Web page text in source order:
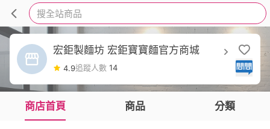
搜全站商品
宏鉅製麵坊 宏鉅寶寶麵官方商城
4.9追蹤人數 14
商店首頁 商品 分類